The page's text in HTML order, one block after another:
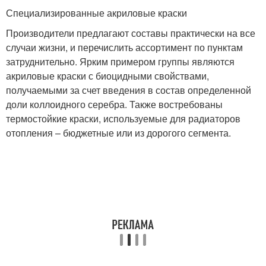
Специализированные акриловые краски
Производители предлагают составы практически на все
случаи жизни, и перечислить ассортимент по пунктам
затруднительно. Ярким примером группы являются
акриловые краски с биоцидными свойствами,
получаемыми за счет введения в состав определенной
доли коллоидного серебра. Также востребованы
термостойкие краски, используемые для радиаторов
отопления – бюджетные или из дорогого сегмента.